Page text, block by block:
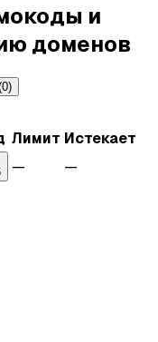
и
доменов
0)
Лимит Истекает
—
—